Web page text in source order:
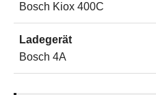
Bosch Kiox 400C
Ladegerät
Bosch 4A